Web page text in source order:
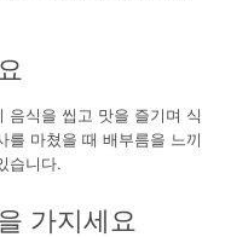
음식을 씹고 맛을 즐기며 식
를 마쳤을 때 배부름을 느끼
습니다.
가지세요